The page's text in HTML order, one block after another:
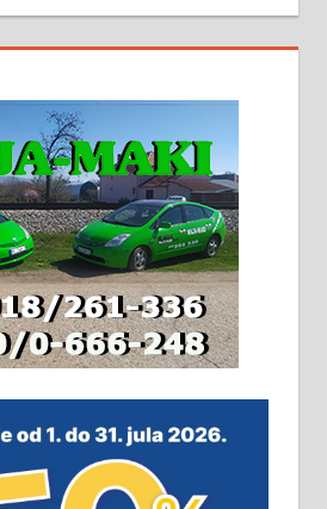
једна уз другу.
централно
гас и дрва. Две
74-023
опремљену
путу, на
око 7 ари.
063/102-35-25
од 8 ари у Зеленом
Могућа
63-584